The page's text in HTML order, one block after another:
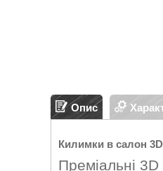
Опис
Килимки в салон
Преміальні